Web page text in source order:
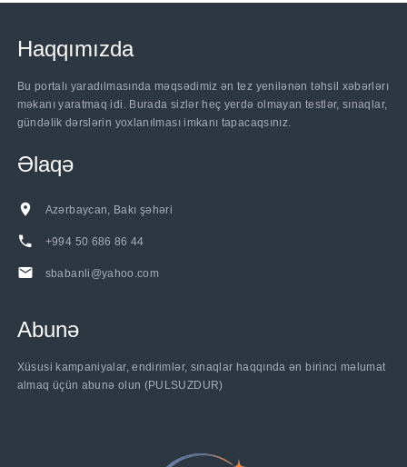
Haqqımızda
Bu portalı yaradılmasında məqsədimiz ən tez yenilənən təhsil xəbərlərı
məkanı yaratmaq idi. Burada sizlər heç yerdə olmayan testlər, sınaqlar,
gündəlik dərslərin yoxlanılması imkanı tapacaqsınız.
Əlaqə
Azərbaycan, Bakı şəhəri
+994 50 686 86 44
sbabanli@yahoo.com
Abunə
Xüsusi kampaniyalar, endirimlər, sınaqlar haqqında ən birinci məlumat
almaq üçün abunə olun (PULSUZDUR)